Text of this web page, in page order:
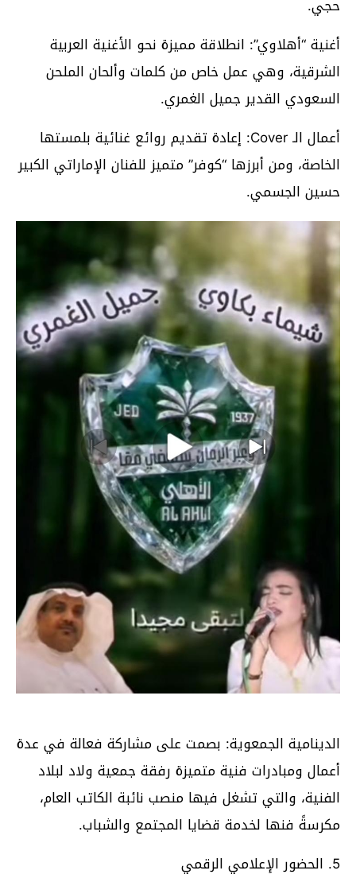
حجي.
أغنية “أهلاوي”: انطلاقة مميزة نحو الأغنية العربية
الشرقية، وهي عمل خاص من كلمات وألحان الملحن
السعودي القدير جميل الغمري.
أعمال الـ Cover: إعادة تقديم روائع غنائية بلمستها
الخاصة، ومن أبرزها “كوفر” متميز للفنان الإماراتي الكبير
حسين الجسمي.
الدينامية الجمعوية: بصمت على مشاركة فعالة في عدة
أعمال ومبادرات فنية متميزة رفقة جمعية ولاد لبلاد
الفنية، والتي تشغل فيها منصب نائبة الكاتب العام،
مكرسةً فنها لخدمة قضايا المجتمع والشباب.
5. الحضور الإعلامي الرقمي